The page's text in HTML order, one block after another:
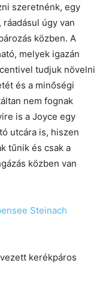
szeretnénk, egy
úgy van
közben. A
melyek igazán
tudjuk növelni
és a minőségi
nem fognak
is a Joyce egy
utcára is, hiszen
tűnik és csak a
közben van
kerékpáros